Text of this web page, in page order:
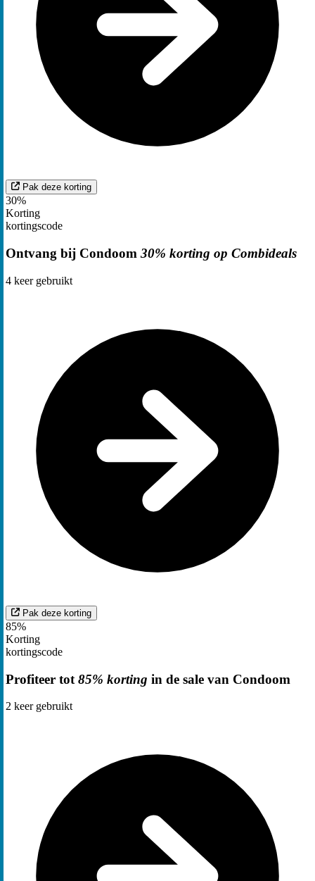
Pak deze korting
30%
Korting
kortingscode
Ontvang bij Condoom 30% korting op Combideals
4 keer gebruikt
Pak deze korting
85%
Korting
kortingscode
Profiteer tot 85% korting in de sale van Condoom
2 keer gebruikt